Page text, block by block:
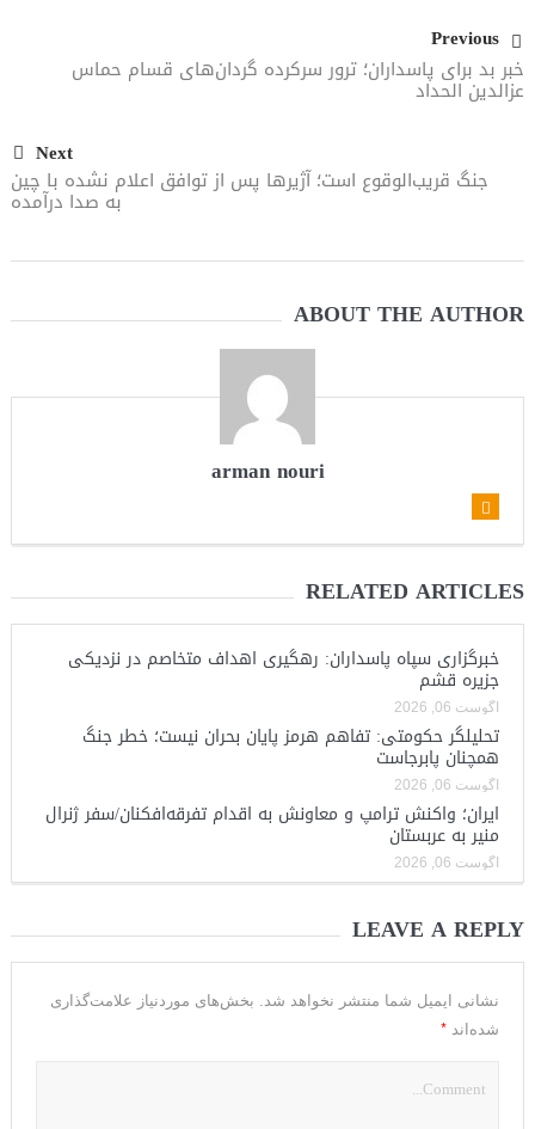
Previous
خبر بد برای پاسداران؛ ترور سرکرده گردان‌های قسام حماس
عزالدین الحداد
Next
جنگ قریب‌الوقوع است؛ آژیرها پس از توافق اعلام نشده با چین
به صدا درآمده
ABOUT THE AUTHOR
arman nouri
RELATED ARTICLES
خبرگزاری سپاه پاسداران: رهگیری اهداف متخاصم در نزدیکی
جزیره قشم
آگوست 06, 2026
تحلیلگر حکومتی: تفاهم هرمز پایان بحران نیست؛ خطر جنگ
همچنان پابرجاست
آگوست 06, 2026
ایران؛ واکنش ترامپ و معاونش به اقدام تفرقه‌افکنان/سفر ژنرال
منیر به عربستان
آگوست 06, 2026
LEAVE A REPLY
نشانی ایمیل شما منتشر نخواهد شد.
بخش‌های موردنیاز علامت‌گذاری
شده‌اند *